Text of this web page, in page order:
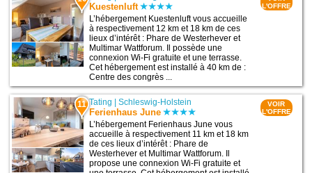
Kuestenluft
L’hébergement Kuestenluft vous accueille
à respectivement 12 km et 18 km de ces
lieux d’intérêt : Phare de Westerhever et
Multimar Wattforum. Il possède une
connexion Wi-Fi gratuite et une terrasse.
Cet hébergement est installé à 40 km de :
Centre des congrès ...
L'OFFRE
11 Tating |Schleswig-Holstein
Ferienhaus June
L’hébergement Ferienhaus June vous
accueille à respectivement 11 km et 18 km
de ces lieux d’intérêt : Phare de
Westerhever et Multimar Wattforum. Il
propose une connexion Wi-Fi gratuite et
VOIR
L'OFFRE